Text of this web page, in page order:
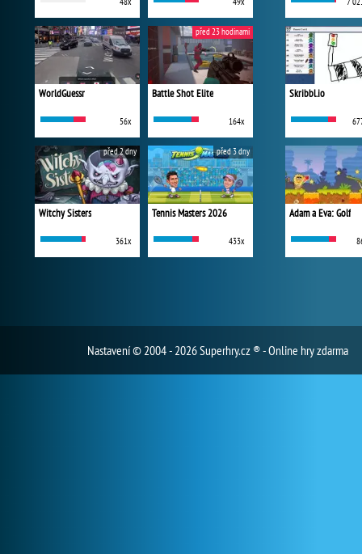
WorldGuessr
56x
Battle Shot Elite
164x
před 23 hodinami
Witchy Sisters
361x
před 2 dny
Tennis Masters 2026
433x
před 3 dny
Skribbl.io
Adam a Eva: Golf
Nastavení© 2004 - 2026 Superhry.cz ® - Online hry zdarma